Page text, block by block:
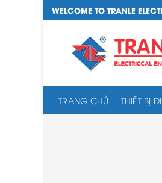
WELCOME TO TRANLE
TRANG CHỦ THIẾT BỊ